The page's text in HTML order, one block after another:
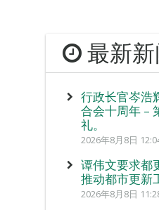
最新
行政长官岑浩
合会十周年 –
礼。
2026年8月8日
谭伟文要求都
推动都市更新
2026年8月8日